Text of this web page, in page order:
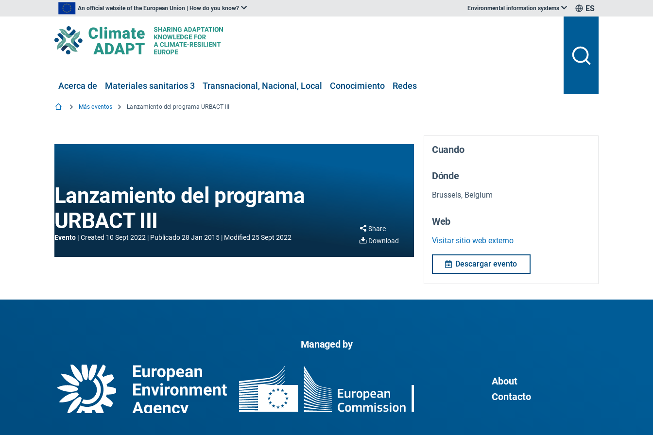
An official website of the European Union | How do you know? Environmental information systems ES
Acerca de Materiales sanitarios 3 Transnacional, Nacional, Local Conocimiento Redes
Más eventos Lanzamiento del programa URBACT III
Lanzamiento del programa
URBACT III
Evento Created 10 Sept 2022 Publicado28 Jan 2015 Modified 25 Sept 2022
Share
Download
Cuando
Dónde
Brussels, Belgium
Web
Visitar sitio web externo
Descargar evento
Managed by
About
Contacto